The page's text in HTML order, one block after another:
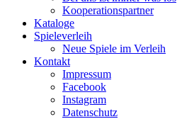
Kooperationspartner
Kataloge
Spieleverleih
Neue Spiele im Verleih
Kontakt
Impressum
Facebook
Instagram
Datenschutz